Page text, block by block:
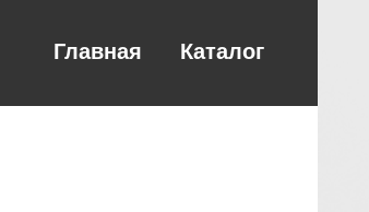
Главная Каталог